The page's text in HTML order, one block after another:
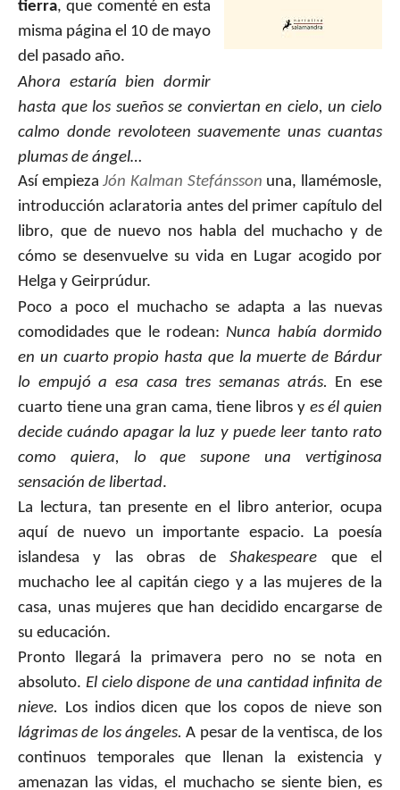
tierra, que comenté en esta
misma página el 10 de mayo
del pasado año.
Ahora estaría bien dormir
hasta que los sueños se conviertan en cielo, un cielo
calmo donde revoloteen suavemente unas cuantas
plumas de ángel…
Así empiezaJón Kalman Stefánsson una, llamémosle,
introducción aclaratoria antes del primer capítulo del
libro, que de nuevo nos habla del muchacho y de
cómo se desenvuelve su vida en Lugar acogido por
Helga y Geirprúdur.
Poco a poco el muchacho se adapta a las nuevas
comodidades que le rodean: Nunca había dormido
en un cuarto propio hasta que la muerte de Bárdur
lo empujó a esa casa tres semanas atrás. En ese
cuarto tiene una gran cama, tiene libros y es él quien
decide cuándo apagar la luz y puede leer tanto rato
como quiera, lo que supone una vertiginosa
sensación de libertad.
La lectura, tan presente en el libro anterior, ocupa
aquí de nuevo un importante espacio. La poesía
islandesa y las obras deShakespeare que el
muchacho lee al capitán ciego y a las mujeres de la
casa, unas mujeres que han decidido encargarse de
su educación.
Pronto llegará la primavera pero no se nota en
absoluto. El cielo dispone de una cantidad infinita de
nieve. Los indios dicen que los copos de nieve son
lágrimas de los ángeles. A pesar de la ventisca, de los
continuos temporales que llenan la existencia y
amenazan las vidas, el muchacho se siente bien, es